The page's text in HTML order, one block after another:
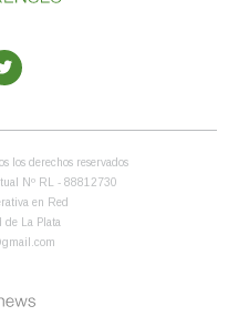
los derechos reservados
Nº RL - 88812730
en Red
de La Plata